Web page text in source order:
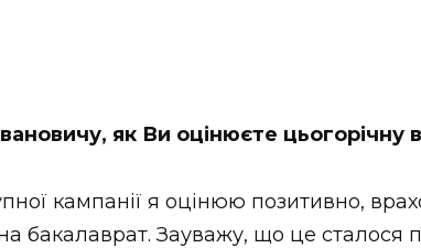
як Ви оцінюєте цьогорічну
кампанії я оцінюю позитивно,
бакалаврат. Зауважу, що це сталося